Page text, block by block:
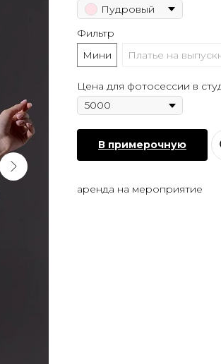
Пудровый
Фильтр
Мини
Платье на
Цена для фотосессии в
В примерочную
аренда на мероприятие